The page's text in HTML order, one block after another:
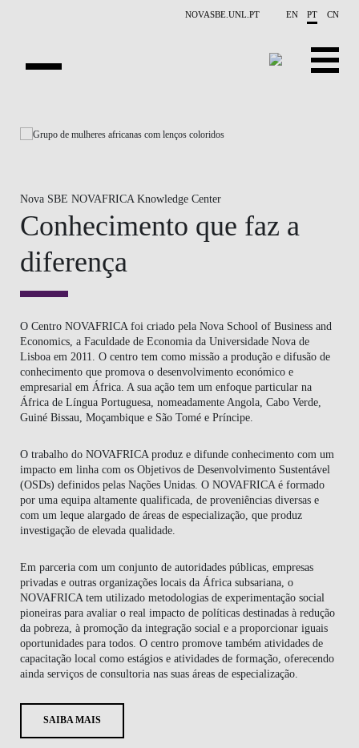
NOVASBE.UNL.PT EN PT CN
Nova SBE NOVAFRICA Knowledge Center
Conhecimento que faz a
diferença
O Centro NOVAFRICA foi criado pela Nova School of Business and
Economics, a Faculdade de Economia da Universidade Nova de
Lisboa em 2011. O centro tem como missão a produção e difusão de
conhecimento que promova o desenvolvimento económico e
empresarial em África. A sua ação tem um enfoque particular na
África de Língua Portuguesa, nomeadamente Angola, Cabo Verde,
Guiné Bissau, Moçambique e São Tomé e Príncipe.
O trabalho do NOVAFRICA produz e difunde conhecimento com um
impacto em linha com os Objetivos de Desenvolvimento Sustentável
(OSDs) definidos pelas Nações Unidas. O NOVAFRICA é formado
por uma equipa altamente qualificada, de proveniências diversas e
com um leque alargado de áreas de especialização, que produz
investigação de elevada qualidade.
Em parceria com um conjunto de autoridades públicas, empresas
privadas e outras organizações locais da África subsariana, o
NOVAFRICA tem utilizado metodologias de experimentação social
pioneiras para avaliar o real impacto de políticas destinadas à redução
da pobreza, à promoção da integração social e a proporcionar iguais
oportunidades para todos. O centro promove também atividades de
capacitação local como estágios e atividades de formação, oferecendo
ainda serviços de consultoria nas suas áreas de especialização.
SAIBA MAIS